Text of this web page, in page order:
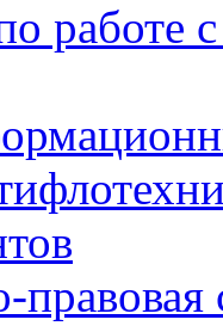
работе
правовая